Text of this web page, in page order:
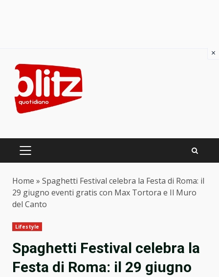
content
PRIMARY
Home » Spaghetti Festival celebra la Festa di Roma: il
29 giugno eventi gratis con Max Tortora e Il Muro
del Canto
Lifestyle
Spaghetti Festival celebra la
Festa di Roma: il 29 giugno
×